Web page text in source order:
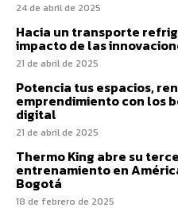
24 de abril de 2025
Hacia un transporte
impacto de las
21 de abril de 2025
Potencia tus espacios,
emprendimiento con los
digital
21 de abril de 2025
Thermo King abre su
entrenamiento en
Bogotá
18 de febrero de 2025